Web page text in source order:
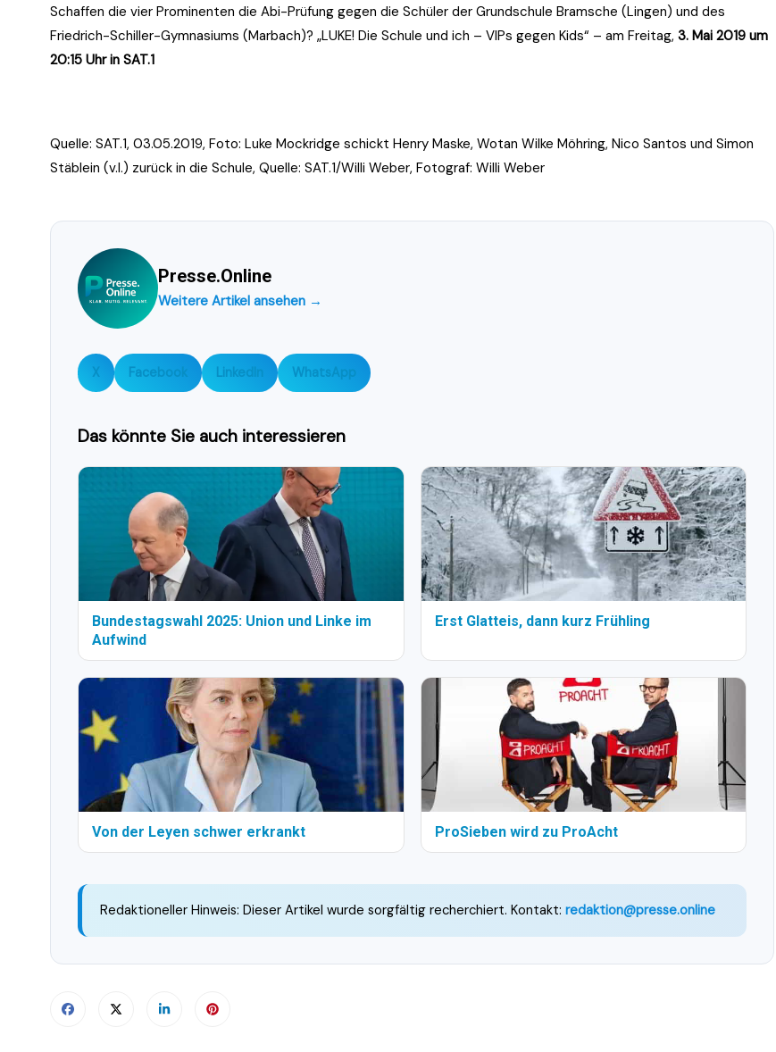
Schaffen die vier Prominenten die Abi-Prüfung gegen die Schüler der Grundschule Bramsche (Lingen) und des
Friedrich-Schiller-Gymnasiums (Marbach)? „LUKE! Die Schule und ich – VIPs gegen Kids“ – am Freitag, 3. Mai 2019 um
20:15 Uhr in SAT.1
Quelle: SAT.1, 03.05.2019, Foto: Luke Mockridge schickt Henry Maske, Wotan Wilke Möhring, Nico Santos und Simon
Stäblein (v.l.) zurück in die Schule, Quelle: SAT.1/Willi Weber, Fotograf: Willi Weber
Presse.Online
Weitere Artikel ansehen →
X Facebook LinkedIn WhatsApp
Das könnte Sie auch interessieren
Bundestagswahl 2025: Union und Linke im
Aufwind
Erst Glatteis, dann kurz Frühling
Von der Leyen schwer erkrankt ProSieben wird zu ProAcht
Redaktioneller Hinweis: Dieser Artikel wurde sorgfältig recherchiert. Kontakt: redaktion@presse.online